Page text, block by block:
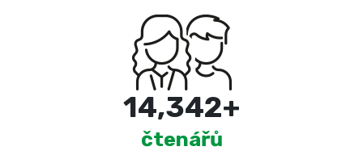
15,000+
čtenářů